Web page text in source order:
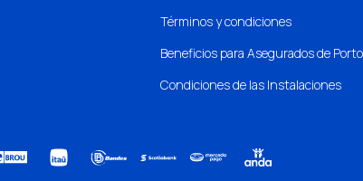
Términos y condiciones
Beneficios para Asegurados de
Condiciones de las Instalaciones